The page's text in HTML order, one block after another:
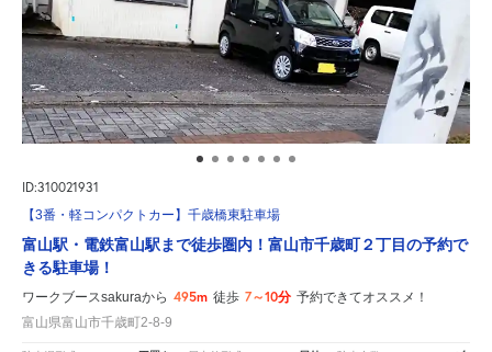
ID:310021931
【3番・軽コンパクトカー】千歳橋東駐車場
富山駅・電鉄富山駅まで徒歩圏内！富山市千歳町２丁目の予約で
きる駐車場！
ワークブースsakuraから 495m 徒歩 7～10分 予約できてオススメ！
富山県富山市千歳町2-8-9